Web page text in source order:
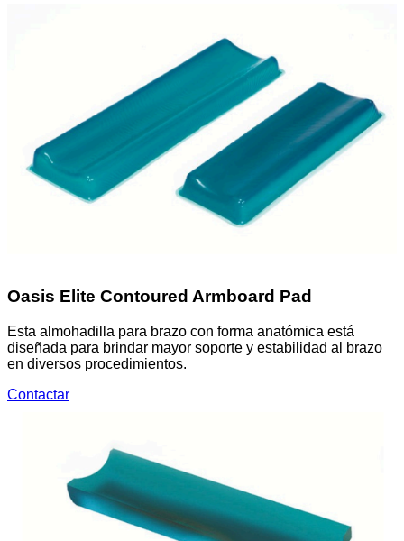
Oasis Elite Contoured Armboard Pad
Esta almohadilla para brazo con forma anatómica está
diseñada para brindar mayor soporte y estabilidad al brazo
en diversos procedimientos.
Contactar